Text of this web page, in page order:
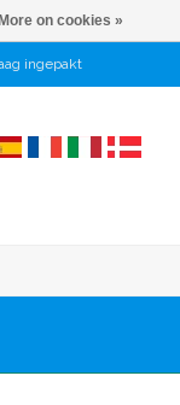
ingepakt
More on cookies »